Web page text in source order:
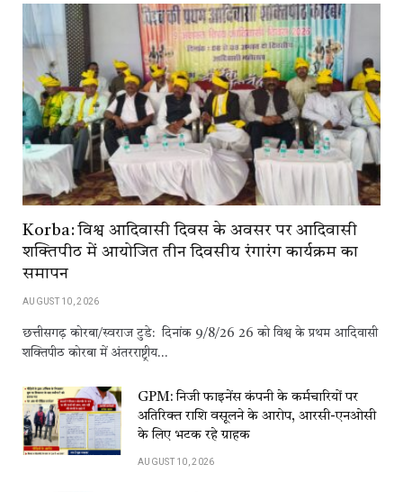
Korba: विश्व आदिवासी दिवस के अवसर पर आदिवासी
शक्तिपीठ में आयोजित तीन दिवसीय रंगारंग कार्यक्रम का
समापन
AUGUST 10, 2026
छत्तीसगढ़ कोरबा/स्वराज टुडे: दिनांक 9/8/26 26 को विश्व के प्रथम आदिवासी
शक्तिपीठ कोरबा में अंतरराष्ट्रीय…
GPM: निजी फाइनेंस कंपनी के कर्मचारियों पर
अतिरिक्त राशि वसूलने के आरोप, आरसी-एनओसी
के लिए भटक रहे ग्राहक
AUGUST 10, 2026